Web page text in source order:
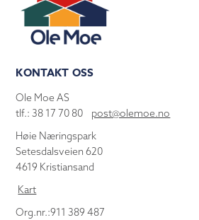
KONTAKT OSS
Ole Moe AS
tlf.: 38 17 70 80 post@olemoe.no
Høie Næringspark
Setesdalsveien 620
4619 Kristiansand
Kart
Org.nr.:911 389 487